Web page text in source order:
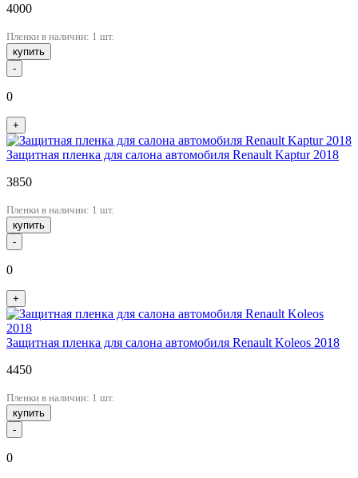
4000
Пленки в наличии: 1 шт.
купить
-
0
+
Защитная пленка для салона автомобиля Renault Kaptur 2018
3850
Пленки в наличии: 1 шт.
купить
-
0
+
Защитная пленка для салона автомобиля Renault Koleos 2018
4450
Пленки в наличии: 1 шт.
купить
-
0